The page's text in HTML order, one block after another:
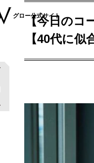
グロー公式サイト
【今日の
【40代に似